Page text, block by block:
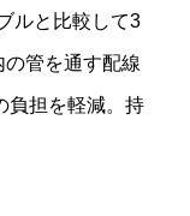
ルと比較して3
管を通す配線
負担を軽減。持